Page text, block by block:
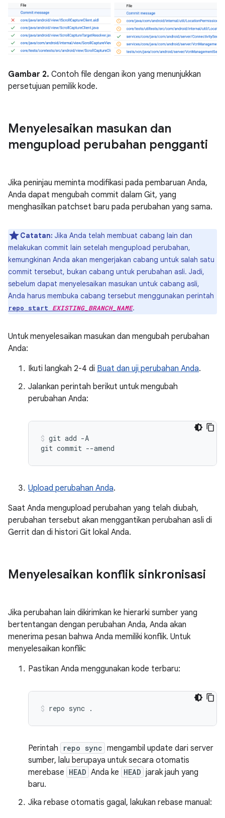
Gambar 2. Contoh file dengan ikon yang menunjukkan
persetujuan pemilik kode.
Menyelesaikan masukan dan
mengupload perubahan pengganti
Jika peninjau meminta modifikasi pada pembaruan Anda,
Anda dapat mengubah commit dalam Git, yang
menghasilkan patchset baru pada perubahan yang sama.
Catatan: Jika Anda telah membuat cabang lain dan
melakukan commit lain setelah mengupload perubahan,
kemungkinan Anda akan mengerjakan cabang untuk salah satu
commit tersebut, bukan cabang untuk perubahan asli. Jadi,
sebelum dapat menyelesaikan masukan untuk cabang asli,
Anda harus membuka cabang tersebut menggunakan perintah
repo start EXISTING_BRANCH_NAME.
Untuk menyelesaikan masukan dan mengubah perubahan
Anda:
Ikuti langkah 2-4 di Buat dan uji perubahan Anda.
Jalankan perintah berikut untuk mengubah
perubahan Anda:
git add -A
git commit --amend
Upload perubahan Anda.
Saat Anda mengupload perubahan yang telah diubah,
perubahan tersebut akan menggantikan perubahan asli di
Gerrit dan di histori Git lokal Anda.
Menyelesaikan konflik sinkronisasi
Jika perubahan lain dikirimkan ke hierarki sumber yang
bertentangan dengan perubahan Anda, Anda akan
menerima pesan bahwa Anda memiliki konflik. Untuk
menyelesaikan konflik:
Pastikan Anda menggunakan kode terbaru:
repo sync .
Perintah repo sync mengambil update dari server
sumber, lalu berupaya untuk secara otomatis
merebase HEAD Anda ke HEAD jarak jauh yang
baru.
Jika rebase otomatis gagal, lakukan rebase manual: